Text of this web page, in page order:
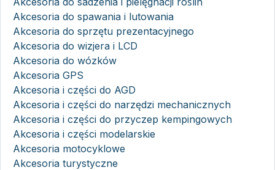
Akcesoria do spawania i lutowania
Akcesoria do sprzętu prezentacyjnego
Akcesoria do wizjera i LCD
Akcesoria do wózków
Akcesoria GPS
Akcesoria i części do AGD
Akcesoria i części do narzędzi mechanicznych
Akcesoria i części do przyczep kempingowych
Akcesoria i części modelarskie
Akcesoria motocyklowe
Akcesoria turystyczne